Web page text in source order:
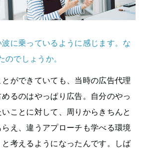
に乗っているように感じます。な
でしょうか。
とができていても、当時の広告代理
るのはやっぱり広告。自分のやっ
ことに対して、周りからきちんと
え、違うアプローチも学べる環境
考えるようになったんです。しば